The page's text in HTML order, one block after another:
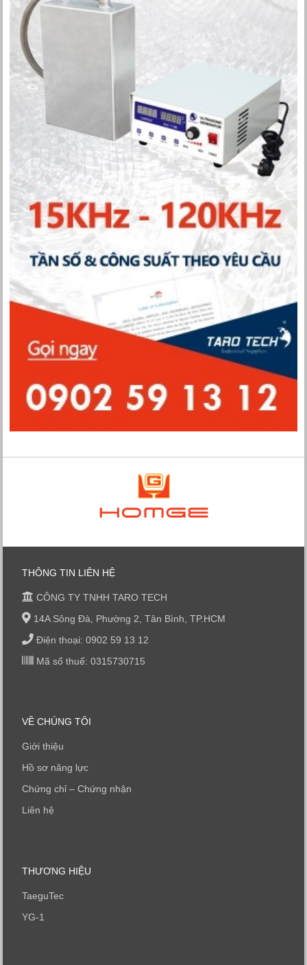
THÔNG TIN LIÊN HỆ
CÔNG TY TNHH TARO TECH
14A Sông Đà, Phường 2, Tân Bình, TP.HCM
Điện thoại: 0902 59 13 12
Mã số thuế: 0315730715
VỀ CHÚNG TÔI
Giới thiệu
Hồ sơ năng lực
Chứng chỉ – Chứng nhận
Liên hệ
THƯƠNG HIỆU
TaeguTec
YG-1